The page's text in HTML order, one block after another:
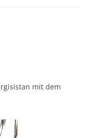
mit dem